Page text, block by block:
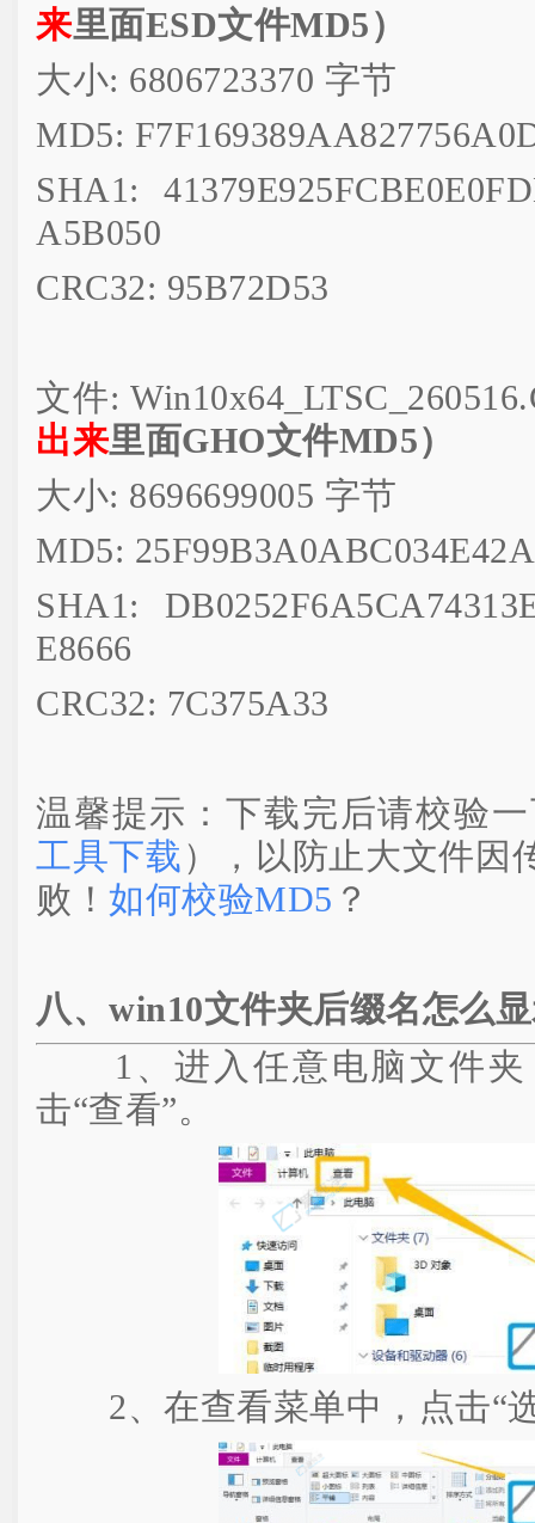
来里面ESD文件MD5）
大小: 6806723370 字节
MD5:
SHA1:
A5B050
CRC32: 95B72D53
文件:
出来里面GHO文件MD5）
大小: 8696699005 字节
MD5:
SHA1:
E8666
CRC32: 7C375A33
温馨提示：下载完后请校验
工具下载 ），以防止大文件因
败！ 如何校验MD5 ？
八、win10文件夹后缀名怎么
1、进入任意电脑文件夹
击“查看”。
2、在查看菜单中，点击“